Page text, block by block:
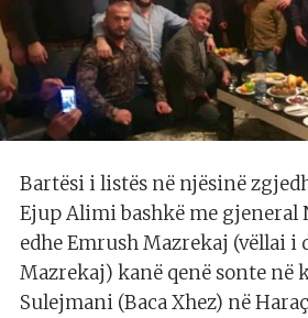
Bartësi i listës në njësinë
Ejup Alimi bashkë me gjeneral
edhe Emrush Mazrekaj (vëllai i
Mazrekaj) kanë qenë sonte në
Sulejmani (Baca Xhez) në